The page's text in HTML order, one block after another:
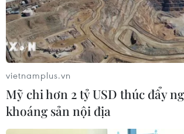
an toàn và mạnh khỏe.
vietnamplus.vn
Mỹ chi hơn 2 tỷ USD thúc đẩy
khoáng sản nội địa